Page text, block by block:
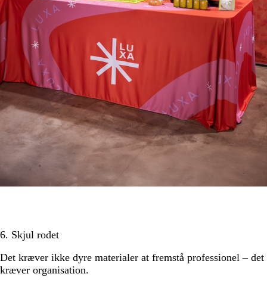
6. Skjul rodet
Det kræver ikke dyre materialer at fremstå professionel – det
kræver organisation.